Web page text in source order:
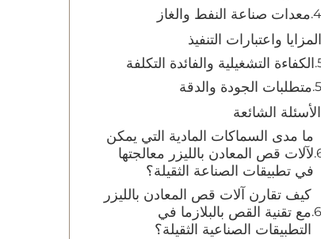
معدات صناعة النفط والغاز
المزايا واعتبارات التنفيذ
الكفاءة التشغيلية والفائدة التكلفة
متطلبات الجودة والدقة
الأسئلة الشائعة
ما مدى السماكات المادية التي يمكن
لآلات قص المعادن بالليزر معالجتها
في تطبيقات الصناعة الثقيلة؟
كيف تقارن آلات قص المعادن بالليزر
مع تقنية القص بالبلازما في
التطبيقات الصناعية الثقيلة؟